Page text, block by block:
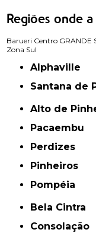
Regiões onde
Barueri Centro GRANDE
Zona Sul
Alphaville
Santana de
Alto de
Pacaembu
Perdizes
Pinheiros
Pompéia
Bela Cintra
Consolação